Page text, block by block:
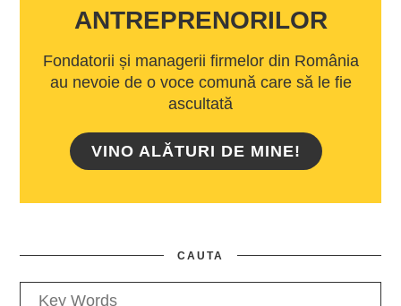
ANTREPRENORILOR
Fondatorii și managerii firmelor din România
au nevoie de o voce comună care să le fie
ascultată
VINO ALĂTURI DE MINE!
CAUTA